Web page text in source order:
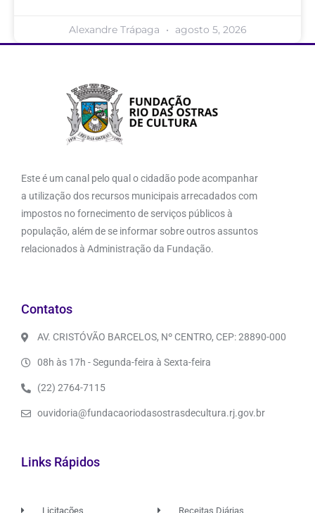
Alexandre Trápaga agosto 5, 2026
Este é um canal pelo qual o cidadão pode acompanhar
a utilização dos recursos municipais arrecadados com
impostos no fornecimento de serviços públicos à
população, além de se informar sobre outros assuntos
relacionados à Administração da Fundação.
Contatos
AV. CRISTÓVÃO BARCELOS, Nº CENTRO, CEP: 28890-000
08h às 17h - Segunda-feira à Sexta-feira
(22) 2764-7115
ouvidoria@fundacaoriodasostrasdecultura.rj.gov.br
Links Rápidos
Licitações Receitas Diárias